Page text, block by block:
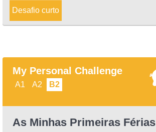
Desafio curto
My Personal Challenge
A1 A2 B2
As Minhas Primeiras Férias